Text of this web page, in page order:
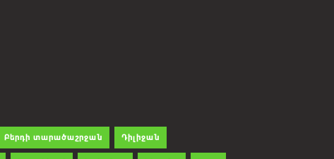
Բերդի տարածաշրջան Դիլիջան